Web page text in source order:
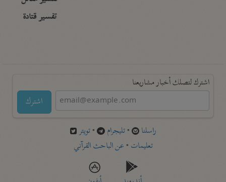
تفسير قتادة
اشترك لتصلك أخبار مشاريعنا
اشترك
راسلنا •تليجرام •تويتر
تعليمات •عن الباحث القرآني